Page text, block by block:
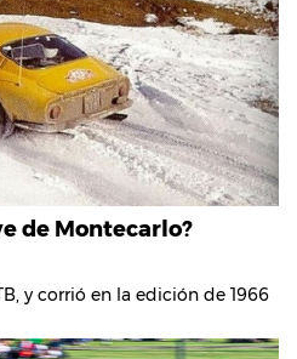
de Montecarlo?
y corrió en la edición de 1966